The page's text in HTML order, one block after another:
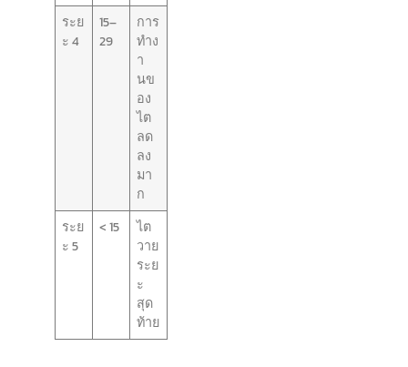
ระย
ะ 4
15–
29
การ
ทำง
า
นข
อง
ไต
ลด
ลง
มา
ก
ระย
ะ 5
< 15
ไต
วาย
ระย
ะ
สุด
ท้าย